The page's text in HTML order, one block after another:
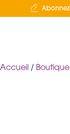
Accueil / Boutique